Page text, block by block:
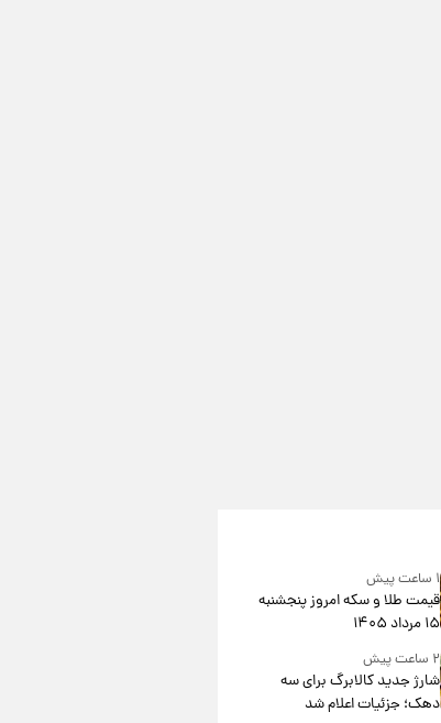
۱ ساعت پیش
قیمت طلا و سکه امروز پنجشنبه
۱۵ مرداد ۱۴۰۵
۲ ساعت پیش
شارژ جدید کالابرگ برای سه
دهک؛ جزئیات اعلام شد